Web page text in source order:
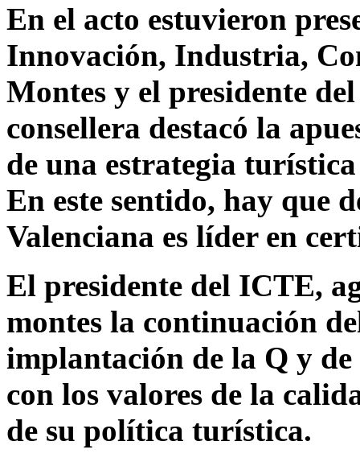
En el acto estuvieron
Innovación, Industria,
Montes y el presidente
consellera destacó la
de una estrategia
En este sentido, hay que
Valenciana es líder en
El presidente del ICTE,
montes la continuación
implantación de la Q y
con los valores de la
de su política turística.